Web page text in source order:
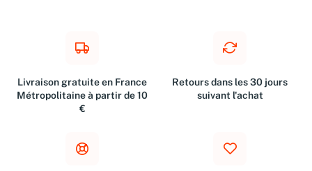
Livraison gratuite en France
Métropolitaine à partir de 10
€
Retours dans les 30 jours
suivant l'achat